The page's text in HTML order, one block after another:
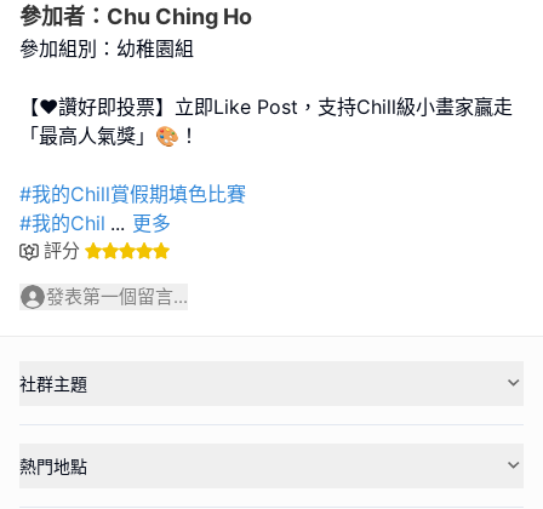
參加者：Chu Ching Ho
參加組別：幼稚園組
【❤️讚好即投票】立即Like Post，支持Chill級小畫家贏走
「最高人氣獎」🎨！
#我的Chill賞假期填色比賽
#我的Chil ... 更多
評分
發表第一個留言...
社群主題
熱門地點